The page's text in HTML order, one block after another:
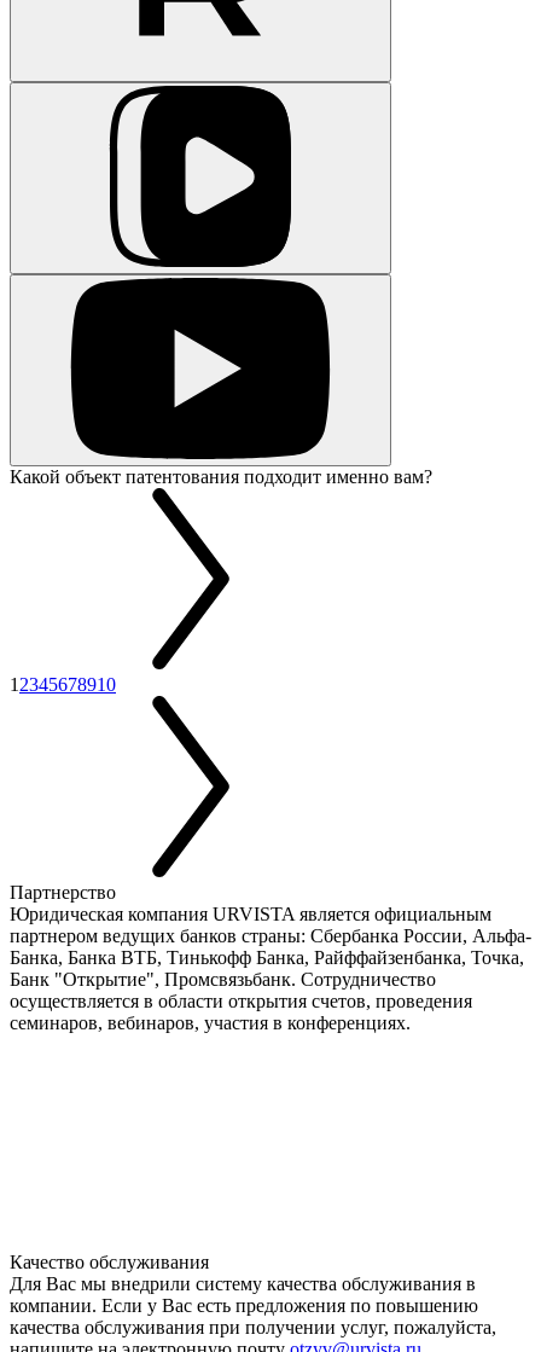
Какой объект патентования подходит именно вам?
1 2345678910
Партнерство
Юридическая компания URVISTA является официальным
партнером ведущих банков страны: Сбербанка России, Альфа-
Банка, Банка ВТБ, Тинькофф Банка, Райффайзенбанка, Точка,
Банк "Открытие", Промсвязьбанк. Сотрудничество
осуществляется в области открытия счетов, проведения
семинаров, вебинаров, участия в конференциях.
Качество обслуживания
Для Вас мы внедрили систему качества обслуживания в
компании. Если у Вас есть предложения по повышению
качества обслуживания при получении услуг, пожалуйста,